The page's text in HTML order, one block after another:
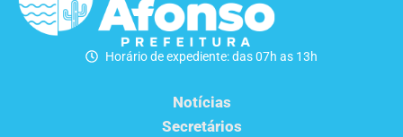
Horário de expediente: das 07h as 13h
Notícias
Secretários